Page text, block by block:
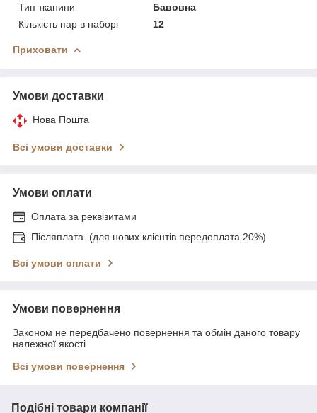
Тип тканини
Бавовна
Кількість пар в наборі
12
Приховати
Умови доставки
Нова Пошта
Всі умови доставки
Умови оплати
Оплата за реквізитами
Післяплата. (для нових клієнтів передоплата 20%)
Всі умови оплати
Умови повернення
Законом не передбачено повернення та обмін даного товару
належної якості
Всі умови повернення
Подібні товари компанії